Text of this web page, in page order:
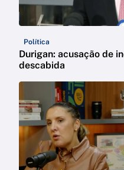
Política
Durigan: acusação de
descabida